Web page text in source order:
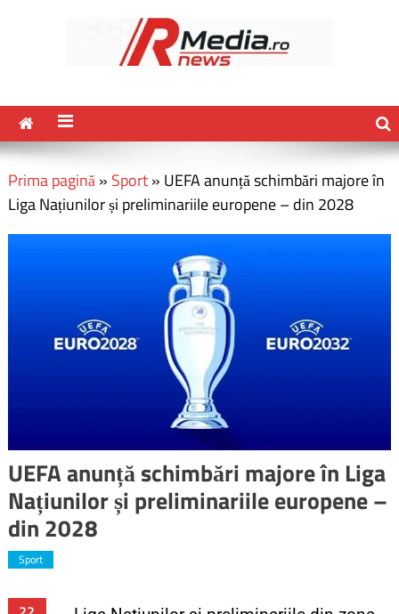
Prima pagină» Sport» UEFA anunță schimbări majore în
Liga Națiunilor și preliminariile europene – din 2028
UEFA anunță schimbări majore în Liga
Națiunilor și preliminariile europene –
din 2028
Sport